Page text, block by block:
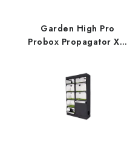
Garden High Pro
Probox Propagator XL,